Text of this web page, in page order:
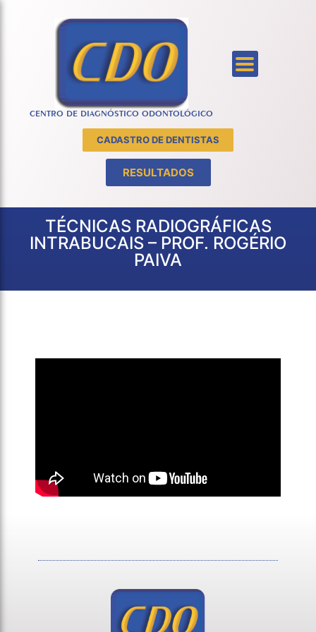
CENTRO DE DIAGNÓSTICO ODONTOLÓGICO
CADASTRO DE DENTISTAS
RESULTADOS
TÉCNICAS RADIOGRÁFICAS
INTRABUCAIS – PROF. ROGÉRIO
PAIVA